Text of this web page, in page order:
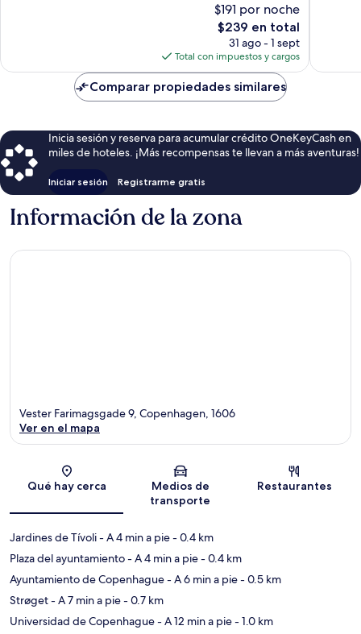
$191 por noche
El
precio
actual
es
de
$239
$239 en total
31 ago - 1 sept
Total con impuestos y cargos
Comparar propiedades similares
Inicia sesión y reserva para acumular crédito OneKeyCash en
miles de hoteles. ¡Más recompensas te llevan a más aventuras!
Iniciar sesión Registrarme gratis
Información de la zona
Sección del mapa
Vester Farimagsgade 9, Copenhagen, 1606
Ver en el mapa
Qué hay cerca
Medios de
transporte
Restaurantes
Jardines de Tívoli- A 4 min a pie- 0.4 km
Plaza del ayuntamiento- A 4 min a pie- 0.4 km
Ayuntamiento de Copenhague- A 6 min a pie- 0.5 km
Strøget- A 7 min a pie- 0.7 km
Universidad de Copenhague- A 12 min a pie- 1.0 km